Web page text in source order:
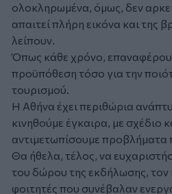
ολοκληρωμένα, όμως, δεν
απαιτεί πλήρη εικόνα και της
λείπουν.
Όπως κάθε χρόνο,
προϋπόθεση τόσο για την
τουρισμού.
Η Αθήνα έχει περιθώρια
κινηθούμε έγκαιρα, με σχέδιο
αντιμετωπίσουμε προβλήματα
Θα ήθελα, τέλος, να
του δώρου της εκδήλωσης, τον
φοιτητές που συνέβαλαν